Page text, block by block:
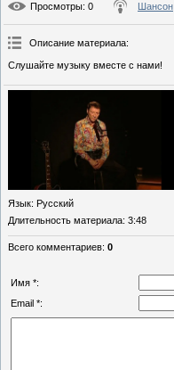
Просмотры: 0 Шансон
Описание материала:
Слушайте музыку вместе с нами!
Язык: Русский
Длительность материала: 3:48
Всего комментариев: 0
Имя *:
Email *: